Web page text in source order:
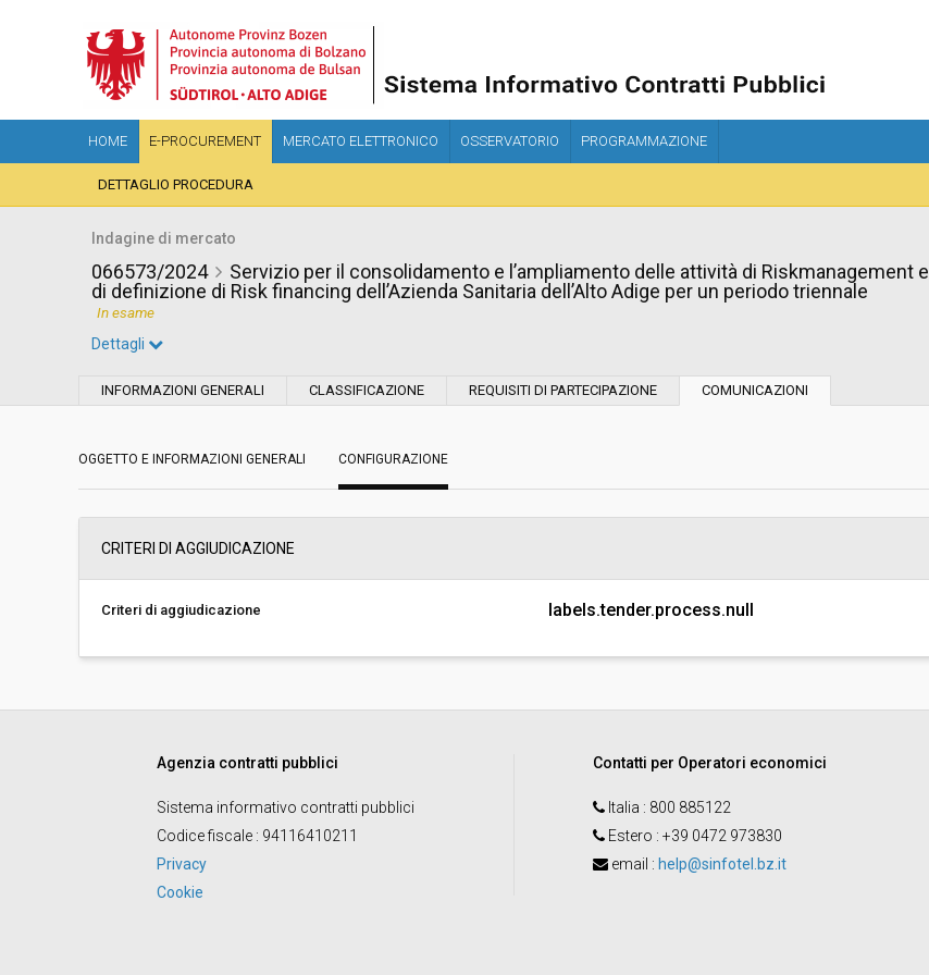
HOME E-PROCUREMENT MERCATO ELETTRONICO OSSERVATORIO PROGRAMMAZIONE
DETTAGLIO PROCEDURA
Indagine di mercato
066573/2024
Servizio per il consolidamento e l’ampliamento delle attività di Riskmanagement e
di definizione di Risk financing dell’Azienda Sanitaria dell’Alto Adige per un periodo triennale
In esame
invito":
ribasso:
ribasso:
Dettagli
INFORMAZIONI GENERALI CLASSIFICAZIONE REQUISITI DI PARTECIPAZIONE COMUNICAZIONI
OGGETTO E INFORMAZIONI GENERALI CONFIGURAZIONE
CRITERI DI AGGIUDICAZIONE
Criteri di aggiudicazione labels.tender.process.null
Agenzia contratti pubblici
Sistema informativo contratti pubblici
Codice fiscale : 94116410211
Privacy
Cookie
Contatti per Operatori economici
Italia : 800 885122
Estero : +39 0472 973830
email : help@sinfotel.bz.it